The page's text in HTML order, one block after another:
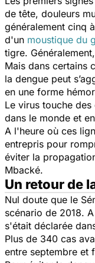
de tête, douleurs
généralement cinq
d'un moustique du
tigre.
Mais dans certains
la dengue peut
en une forme
Le virus touche
dans le monde et
A l'heure où ces
entrepris pour
éviter la
Mbacké.
Un retour de
Nul doute que le
scénario de 2018.
s'était déclarée
Plus de 340 cas
entre septembre et